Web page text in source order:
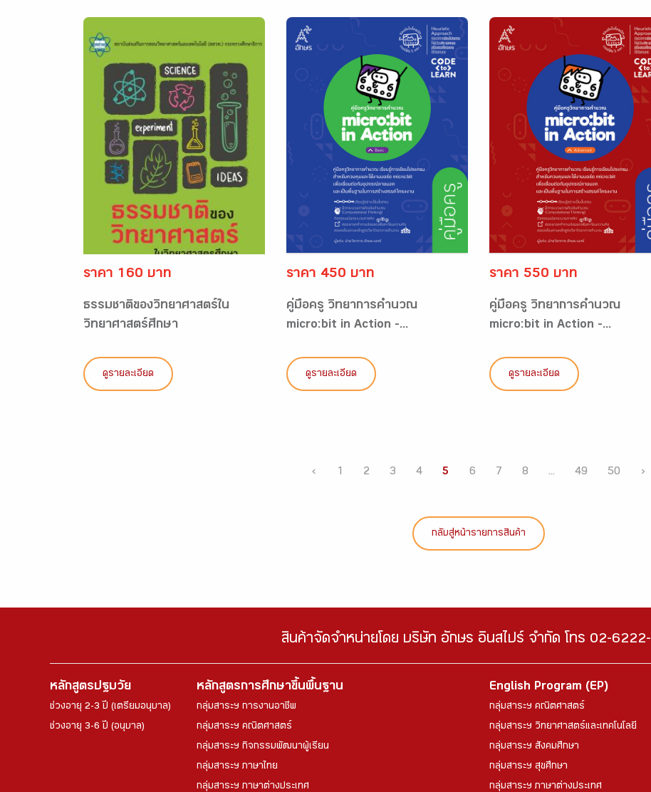
ราคา 160 บาท
ธรรมชาติของวิทยาศาสตร์ใน
วิทยาศาสตร์ศึกษา
ดูรายละเอียด
ราคา 450 บาท
คู่มือครู วิทยาการคำนวณ
micro:bit in Action -...
ดูรายละเอียด
ราคา 550 บาท
คู่มือครู วิทยาการคำนวณ
micro:bit in Action -...
ดูรายละเอียด
‹ 1 2 3 4 5 6 7 8 ... 49 50 ›
กลับสู่หน้ารายการสินค้า
สินค้าจัดจำหน่ายโดย บริษัท อักษร อินสไปร์ จำกัด โทร 02-
หลักสูตรปฐมวัย
ช่วงอายุ 2-3 ปี (เตรียมอนุบาล)
ช่วงอายุ 3-6 ปี (อนุบาล)
หลักสูตรการศึกษาขึ้นพื้นฐาน
กลุ่มสาระฯ การงานอาชีพ
กลุ่มสาระฯ คณิตศาสตร์
กลุ่มสาระฯ กิจกรรมพัฒนาผู้เรียน
กลุ่มสาระฯ ภาษาไทย
กลุ่มสาระฯ ภาษาต่างประเทศ
English Program (EP)
กลุ่มสาระฯ คณิตศาสตร์
กลุ่มสาระฯ วิทยาศาสตร์และเทคโนโลยี
กลุ่มสาระฯ สังคมศึกษา
กลุ่มสาระฯ สุขศึกษา
กลุ่มสาระฯ ภาษาต่างประเทศ